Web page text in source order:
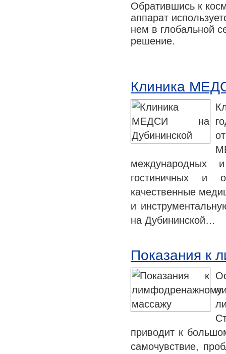
Обратившись к
аппарат
нем в глобальной
решение.
Клиника
международных
гостиничных и
качественные
и
на Дубининской…
Показания к
приводит к
самочувствие,